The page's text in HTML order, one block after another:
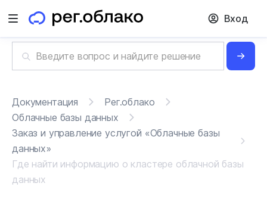
Открыть меню Вход
Документация
Рег.облако
Облачные базы данных
Заказ и управление услугой «Облачные базы
данных»
Где найти информацию о кластере облачной базы
данных